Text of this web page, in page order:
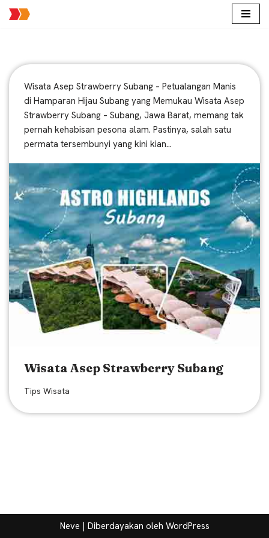
konten
Wisata Asep Strawberry Subang – Petualangan Manis
di Hamparan Hijau Subang yang Memukau Wisata Asep
Strawberry Subang – Subang, Jawa Barat, memang tak
pernah kehabisan pesona alam. Pastinya, salah satu
permata tersembunyi yang kini kian…
Wisata Asep Strawberry Subang
Tips Wisata
Neve | Diberdayakan oleh WordPress